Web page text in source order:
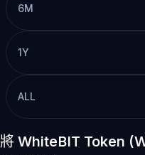
6M
1Y
ALL
將 WhiteBIT Token